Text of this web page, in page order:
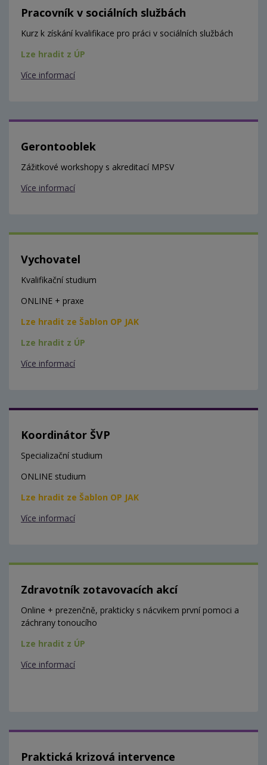
Pracovník v sociálních službách
Kurz k získání kvalifikace pro práci v sociálních službách
Lze hradit z ÚP
Více informací
Gerontooblek
Zážitkové workshopy s akreditací MPSV
Více informací
Vychovatel
Kvalifikační studium
ONLINE + praxe
Lze hradit ze Šablon OP JAK
Lze hradit z ÚP
Více informací
Koordinátor ŠVP
Specializační studium
ONLINE studium
Lze hradit ze Šablon OP JAK
Více informací
Zdravotník zotavovacích akcí
Online + prezenčně, prakticky s nácvikem první pomoci a
záchrany tonoucího
Lze hradit z ÚP
Více informací
Praktická krizová intervence